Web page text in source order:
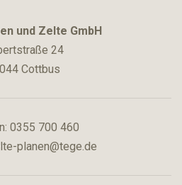
und Zelte GmbH
24
Cottbus
0355 700 460
planen@tege.de